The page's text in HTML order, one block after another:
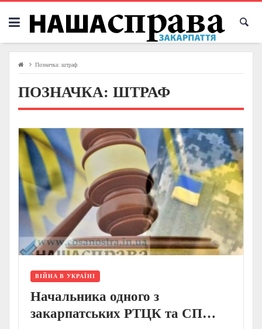
Skip
content
Позначка: штраф
ПОЗНАЧКА: ШТРАФ
ВІЙНА В УКРАЇНІ
Начальника одного з
закарпатських РТЦК та СП